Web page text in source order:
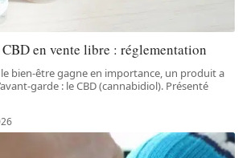
en vente libre : réglementation
bien-être gagne en importance, un produit a
garde : le CBD (cannabidiol). Présenté